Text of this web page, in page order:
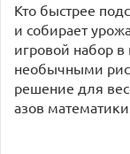
Кто быстрее
и собирает
игровой набор
необычными
решение для
азов